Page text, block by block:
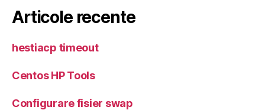
Articole recente
hestiacp timeout
Centos HP Tools
Configurare fisier swap